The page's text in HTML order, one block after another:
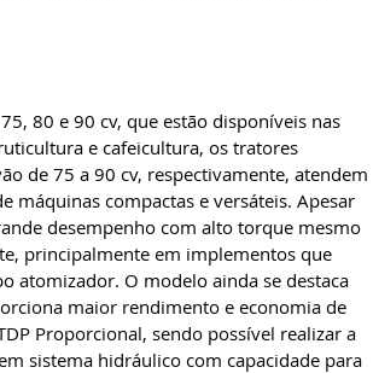
80 e 90 cv, que estão disponíveis nas
e cafeicultura, os tratores
de 75 a 90 cv, respectivamente, atendem
máquinas compactas e versáteis. Apesar
desempenho com alto torque mesmo
principalmente em implementos que
atomizador. O modelo ainda se destaca
maior rendimento e economia de
Proporcional, sendo possível realizar a
sistema hidráulico com capacidade para